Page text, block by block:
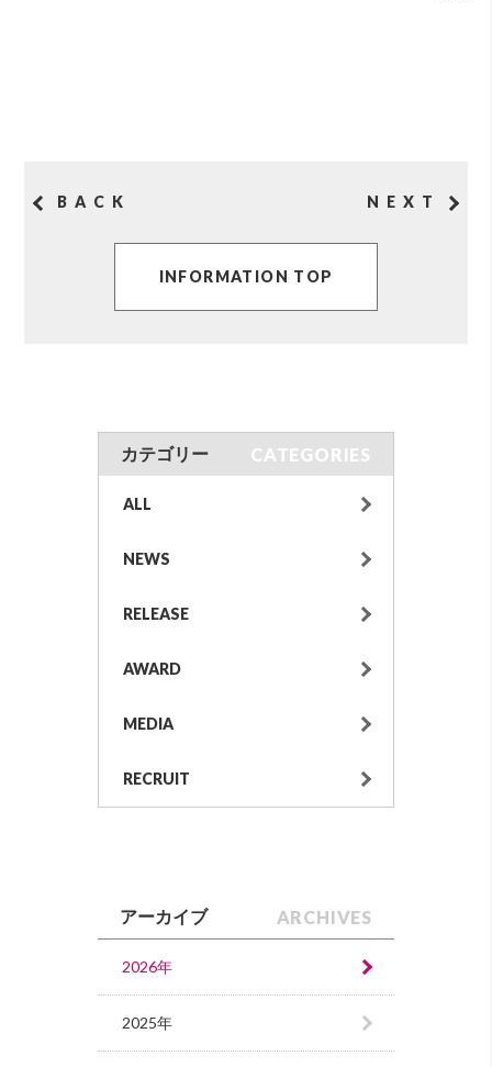
BACK NEXT
INFORMATION TOP
カテゴリー CATEGORIES
ALL
NEWS
RELEASE
AWARD
MEDIA
RECRUIT
アーカイブ ARCHIVES
2026年
2025年